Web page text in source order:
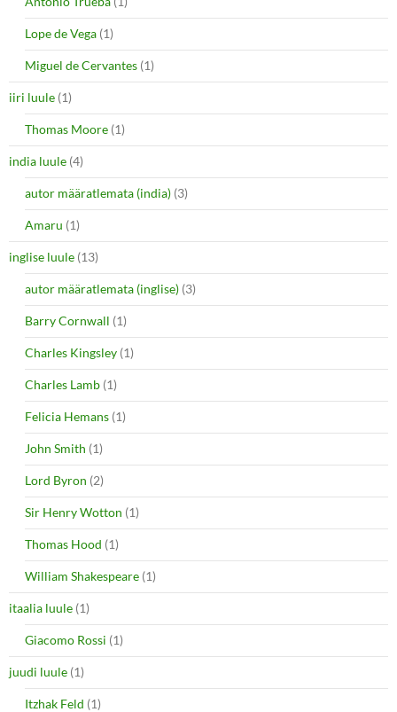
Lope de Vega (1)
Miguel de Cervantes (1)
iiri luule (1)
Thomas Moore (1)
india luule (4)
autor määratlemata (india) (3)
Amaru (1)
inglise luule (13)
autor määratlemata (inglise) (3)
Barry Cornwall (1)
Charles Kingsley (1)
Charles Lamb (1)
Felicia Hemans (1)
John Smith (1)
Lord Byron (2)
Sir Henry Wotton (1)
Thomas Hood (1)
William Shakespeare (1)
itaalia luule (1)
Giacomo Rossi (1)
juudi luule (1)
Itzhak Feld (1)